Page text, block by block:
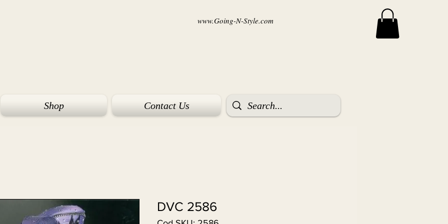
www.Going-N-Style.com
Shop Contact Us
DVC 2586